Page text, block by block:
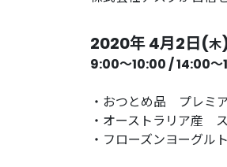
2020年 4月2日(木
9:00〜10:00 / 14:00
・おつとめ品 プレミ
・オーストラリア産
・フローズンヨーグ